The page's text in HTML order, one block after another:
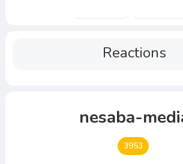
Reactions
nesaba-
3953